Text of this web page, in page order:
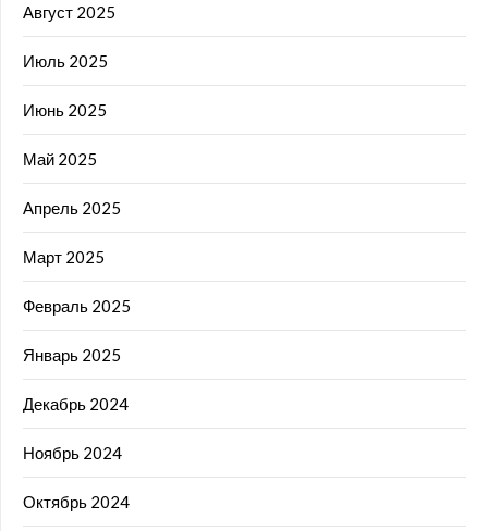
Август 2025
Июль 2025
Июнь 2025
Май 2025
Апрель 2025
Март 2025
Февраль 2025
Январь 2025
Декабрь 2024
Ноябрь 2024
Октябрь 2024